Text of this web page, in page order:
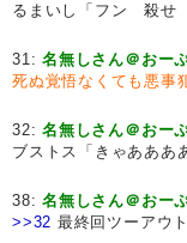
るまいし「フン 殺せ
31:名無しさん＠おー
死ぬ覚悟なくても悪事
32:名無しさん＠おー
ブストス「きゃあああ
38:名無しさん＠おー
>>32 最終回ツーアウ